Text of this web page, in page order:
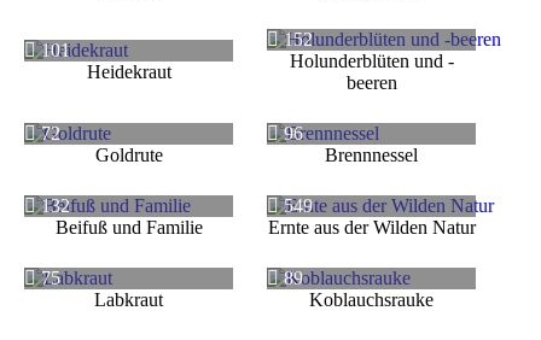
101
Heidekraut
152
Holunderblüten und -
beeren
72
Goldrute
96
Brennnessel
132
Beifuß und Familie
549
Ernte aus der Wilden Natur
75
Labkraut
89
Koblauchsrauke